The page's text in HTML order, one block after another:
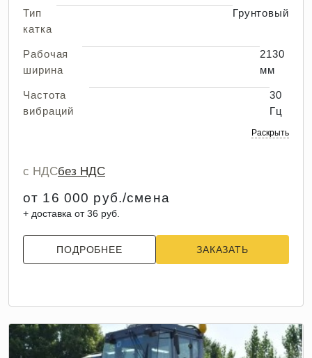
Тип
катка
Грунтовый
Рабочая
ширина
2130
мм
Частота
вибраций
30
Гц
Раскрыть
с НДСбез НДС
от 16 000 руб./смена
+ доставка от 36 руб.
ПОДРОБНЕЕ ЗАКАЗАТЬ